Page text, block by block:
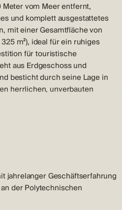
vom Meer entfernt,
und komplett ausgestattetes
mit einer Gesamtfläche von
m²), ideal für ein ruhiges
für touristische
aus Erdgeschoss und
besticht durch seine Lage in
herrlichen, unverbauten
Im Erdgeschoss befindet
Schlafzimmern, einem
WC sowie einer
und Wohnzimmer führt.
einem Wintergarten, von
Terrasse gelangt – ein
im Schatten an heißen
befinden sich zwei
Jedes besteht aus Küche mit
Schlafzimmer, Badezimmer,
jahrelanger Geschäftserfahrung
der Polytechnischen
umfasst eine Menge